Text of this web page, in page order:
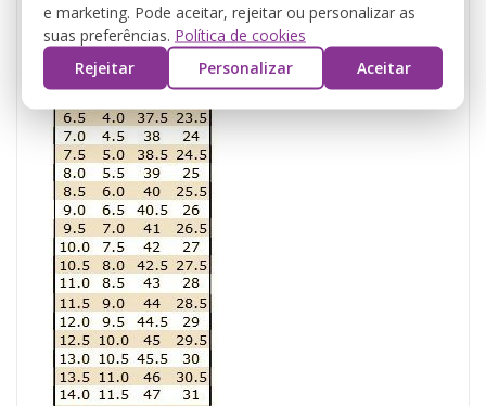
e marketing. Pode aceitar, rejeitar ou personalizar as
suas preferências. Política de cookies
Rejeitar
Personalizar Aceitar